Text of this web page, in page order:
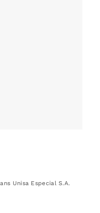
Unisa Especial S.A.